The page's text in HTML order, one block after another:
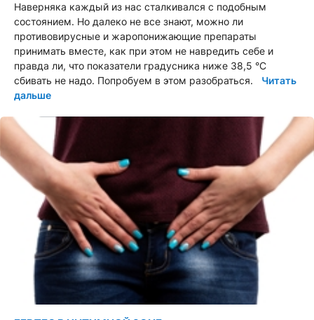
Наверняка каждый из нас сталкивался с подобным
состоянием. Но далеко не все знают, можно ли
противовирусные и жаропонижающие препараты
принимать вместе, как при этом не навредить себе и
правда ли, что показатели градусника ниже 38,5 °С
сбивать не надо. Попробуем в этом разобраться. Читать
дальше